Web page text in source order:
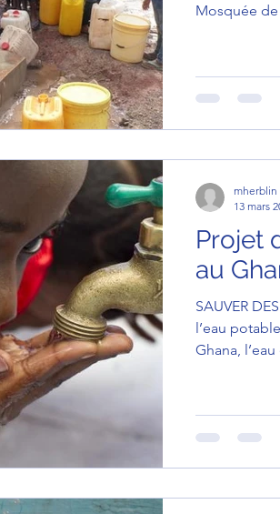
Mosquée
Projet
au
SAUVER
l’eau
Ghana,
mherblin
13 mars